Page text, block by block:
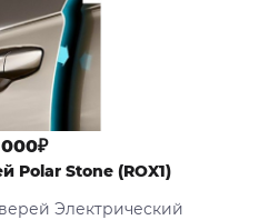
Polar Stone (ROX1)
Электрический